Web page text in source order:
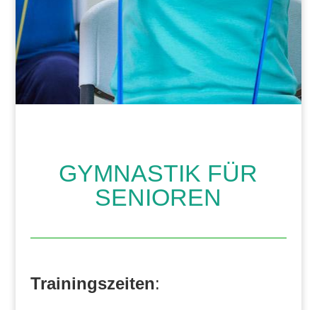
GYMNASTIK FÜR
SENIOREN
Trainingszeiten: